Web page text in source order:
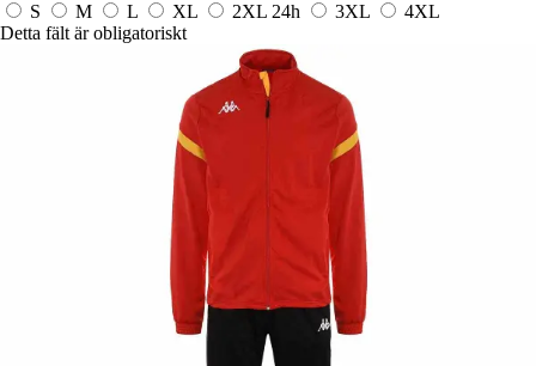
S
M L XL 2XL 24h 3XL
4XL
Detta fält är obligatoriskt